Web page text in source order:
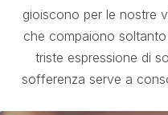
gioiscono per le nostre
che compaiono
triste espressione di
sofferenza serve a